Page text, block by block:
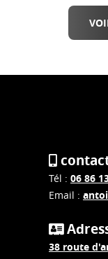
Tél : 06 86
Email :
38 route